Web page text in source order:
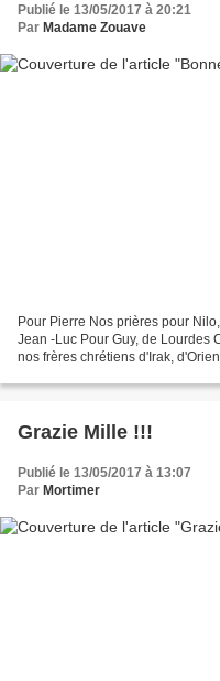
Publié le 13/05/2017 à 20:21
Par Madame Zouave
Pour Pierre Nos prières pour
Jean -Luc Pour Guy, de Lourdes
nos frères chrétiens d'Irak,
Grazie Mille !!!
Publié le 13/05/2017 à 13:07
Par Mortimer